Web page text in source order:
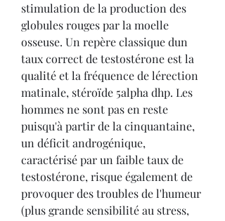
stimulation de la production des
globules rouges par la moelle
osseuse. Un repère classique dun
taux correct de testostérone est la
qualité et la fréquence de lérection
matinale, stéroïde 5alpha dhp. Les
hommes ne sont pas en reste
puisqu'à partir de la cinquantaine,
un déficit androgénique,
caractérisé par un faible taux de
testostérone, risque également de
provoquer des troubles de l'humeur
(plus grande sensibilité au stress,